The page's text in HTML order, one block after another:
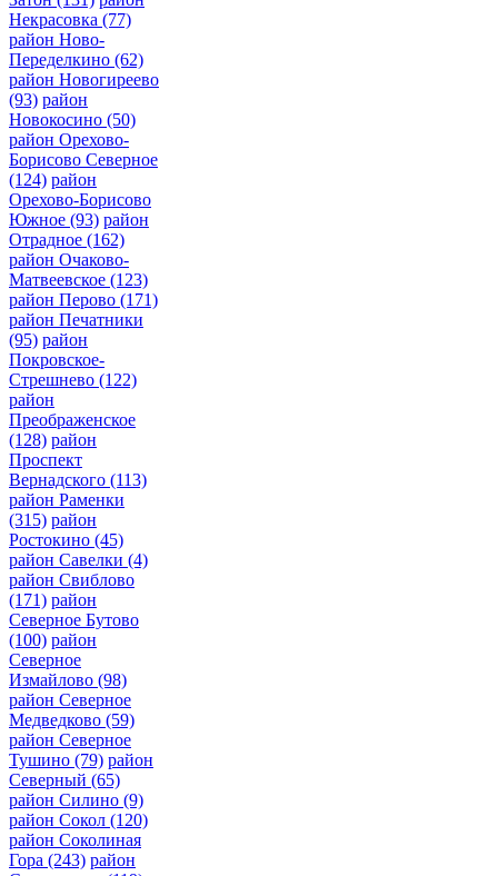
Некрасовка (77)
район Ново-
Переделкино (62)
район Новогиреево
(93) район
Новокосино (50)
район Орехово-
Борисово Северное
(124) район
Орехово-Борисово
Южное (93) район
Отрадное (162)
район Очаково-
Матвеевское (123)
район Перово (171)
район Печатники
(95) район
Покровское-
Стрешнево (122)
район
Преображенское
(128) район
Проспект
Вернадского (113)
район Раменки
(315) район
Ростокино (45)
район Савелки (4)
район Свиблово
(171) район
Северное Бутово
(100) район
Северное
Измайлово (98)
район Северное
Медведково (59)
район Северное
Тушино (79) район
Северный (65)
район Силино (9)
район Сокол (120)
район Соколиная
Гора (243) район